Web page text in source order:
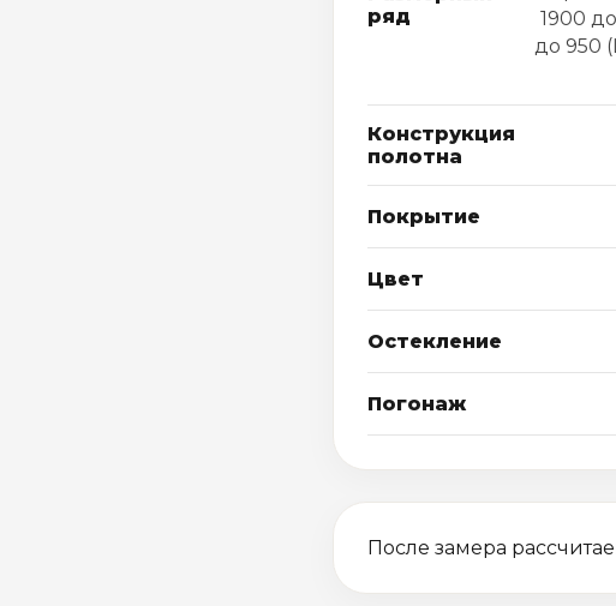
ряд
1900
до 950
Конструкция
полотна
Покрытие
Цвет
Остекление
Погонаж
После замера